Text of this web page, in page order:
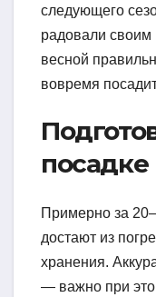
следующего
радовали
весной
вовремя
посадке
Примерно за
достают из
хранения.
— важно при